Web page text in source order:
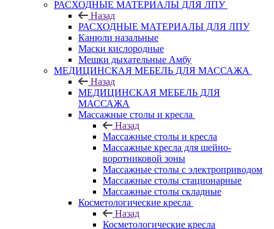
РАСХОДНЫЕ МАТЕРИАЛЫ ДЛЯ ЛПУ
Назад
РАСХОДНЫЕ МАТЕРИАЛЫ ДЛЯ ЛПУ
Канюли назальные
Маски кислородные
Мешки дыхательные Амбу
МЕДИЦИНСКАЯ МЕБЕЛЬ ДЛЯ МАССАЖА
Назад
МЕДИЦИНСКАЯ МЕБЕЛЬ ДЛЯ
МАССАЖА
Массажные столы и кресла
Назад
Массажные столы и кресла
Массажные кресла для шейно-
воротниковой зоны
Массажные столы с электроприводом
Массажные столы стационарные
Массажные столы складные
Косметологические кресла
Назад
Косметологические кресла